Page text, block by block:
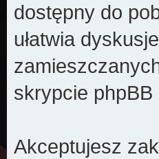
dostępny do
ułatwia
skrypcie
Akceptujesz